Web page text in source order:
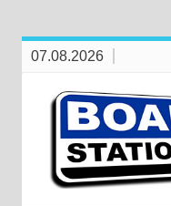
07.08.2026